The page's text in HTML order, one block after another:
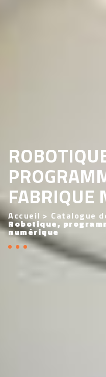
FABRIQUE
Accueil > Catalogue
Robotique,
numérique